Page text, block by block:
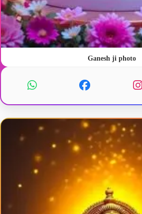
Ganesh ji photo